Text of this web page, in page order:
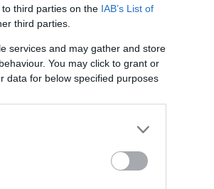
third parties on the IAB’s List of
third parties.
services and may gather and store
You may click to grant or
data for below specified purposes
SAG-gála
A 2018-as Oscar-gála